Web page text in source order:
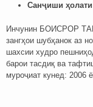
Санҷиши
Инчунин БОИСРОР
зангҳои шубҳанок аз
шахсии худро
барои тасдиқ ва
муроҷиат кунед: 2006